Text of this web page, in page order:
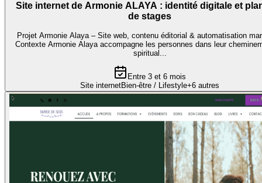
Site internet de Armonie ALAYA : identité digitale et
de stages
Projet Armonie Alaya – Site web, contenu éditorial & automatisation
Contexte Armonie Alaya accompagne les personnes dans leur
spiritual...
Entre 3 et 6 mois
Site internetBien-être / Lifestyle+6 autres